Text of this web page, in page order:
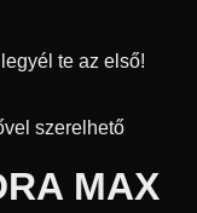
te az első!
szerelhető
MAX